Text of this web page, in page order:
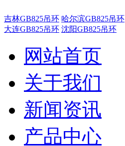
吉林GB825吊环 哈尔滨GB825吊环
大连GB825吊环 沈阳GB825吊环
网站首页
关于我们
新闻资讯
产品中心